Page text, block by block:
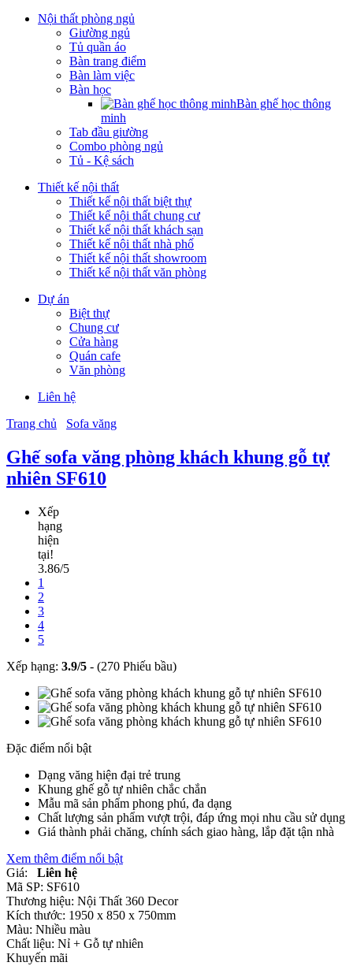
Nội thất phòng ngủ
Giường ngủ
Tủ quần áo
Bàn trang điểm
Bàn làm việc
Bàn học
Bàn ghế học thông
minh
Tab đầu giường
Combo phòng ngủ
Tủ - Kệ sách
Thiết kế nội thất
Thiết kế nội thất biệt thự
Thiết kế nội thất chung cư
Thiết kế nội thất khách sạn
Thiết kế nội thất nhà phố
Thiết kế nội thất showroom
Thiết kế nội thất văn phòng
Dự án
Biệt thự
Chung cư
Cửa hàng
Quán cafe
Văn phòng
Liên hệ
Trang chủ
Sofa văng
Ghế sofa văng phòng khách khung gỗ tự
nhiên SF610
Xếp
hạng
hiện
tại!
3.86/5
1
2
3
4
5
Xếp hạng: 3.9/5 - (270 Phiếu bầu)
Đặc điểm nổi bật
Dạng văng hiện đại trẻ trung
Khung ghế gỗ tự nhiên chắc chắn
Mẫu mã sản phẩm phong phú, đa dạng
Chất lượng sản phẩm vượt trội, đáp ứng mọi nhu cầu sử dụng
Giá thành phải chăng, chính sách giao hàng, lắp đặt tận nhà
Xem thêm điểm nổi bật
Giá:
Liên hệ
Mã SP: SF610
Thương hiệu: Nội Thất 360 Decor
Kích thước: 1950 x 850 x 750mm
Màu: Nhiều màu
Chất liệu: Nỉ + Gỗ tự nhiên
Khuyến mãi